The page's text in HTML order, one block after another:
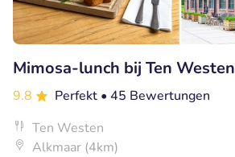
Mimosa-lunch bij Ten Westen
9.8 Perfekt • 45 Bewertungen
Ten Westen
Alkmaar (4km)